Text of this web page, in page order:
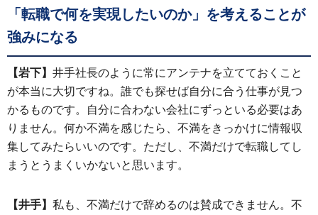
「転職で何を実現したいのか」を考えることが
強みになる
【岩下】 井手社長のように常にアンテナを立てておくこと
が本当に大切ですね。誰でも探せば自分に合う仕事が見つ
かるものです。自分に合わない会社にずっといる必要はあ
りません。何か不満を感じたら、不満をきっかけに情報収
集してみたらいいのです。ただし、不満だけで転職してし
まうとうまくいかないと思います。
【井手】 私も、不満だけで辞めるのは賛成できません。不